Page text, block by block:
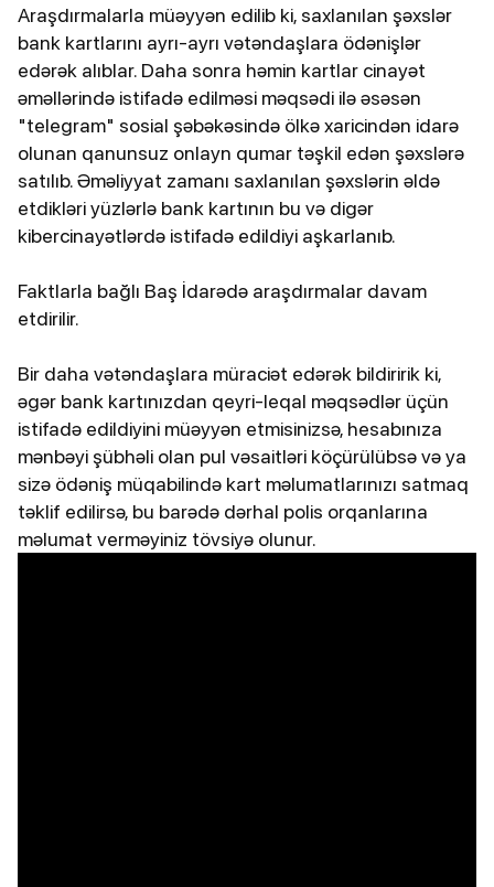
Araşdırmalarla müəyyən edilib ki, saxlanılan şəxslər
bank kartlarını ayrı-ayrı vətəndaşlara ödənişlər
edərək alıblar. Daha sonra həmin kartlar cinayət
əməllərində istifadə edilməsi məqsədi ilə əsəsən
"telegram" sosial şəbəkəsində ölkə xaricindən idarə
olunan qanunsuz onlayn qumar təşkil edən şəxslərə
satılıb. Əməliyyat zamanı saxlanılan şəxslərin əldə
etdikləri yüzlərlə bank kartının bu və digər
kibercinayətlərdə istifadə edildiyi aşkarlanıb.
Faktlarla bağlı Baş İdarədə araşdırmalar davam
etdirilir.
Bir daha vətəndaşlara müraciət edərək bildiririk ki,
əgər bank kartınızdan qeyri-leqal məqsədlər üçün
istifadə edildiyini müəyyən etmisinizsə, hesabınıza
mənbəyi şübhəli olan pul vəsaitləri köçürülübsə və ya
sizə ödəniş müqabilində kart məlumatlarınızı satmaq
təklif edilirsə, bu barədə dərhal polis orqanlarına
məlumat verməyiniz tövsiyə olunur.